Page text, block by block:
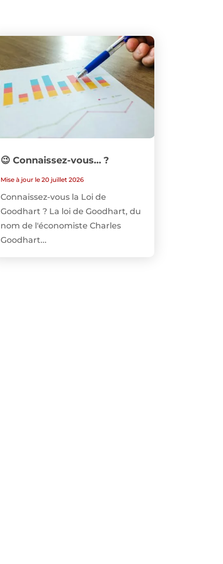
😉 Connaissez-vous… ?
Mise à jour le 20 juillet 2026
Connaissez-vous la Loi de
Goodhart ? La loi de Goodhart, du
nom de l'économiste Charles
Goodhart...